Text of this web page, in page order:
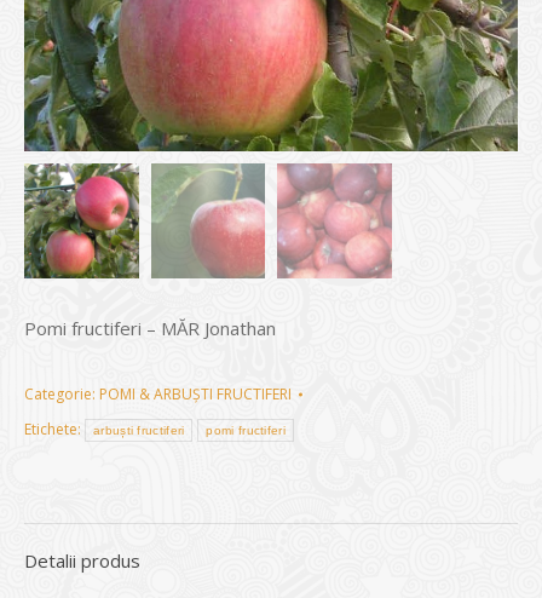
Pomi fructiferi – MĂR Jonathan
Categorie: POMI & ARBUȘTI FRUCTIFERI
Etichete:
arbuști fructiferi pomi fructiferi
Detalii produs